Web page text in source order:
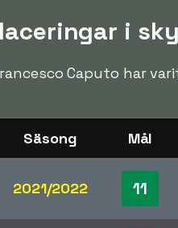
i
Caputo har
Säsong Mål
2021/2022 11